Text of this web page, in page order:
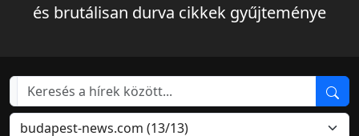
és brutálisan durva cikkek gyűjteménye